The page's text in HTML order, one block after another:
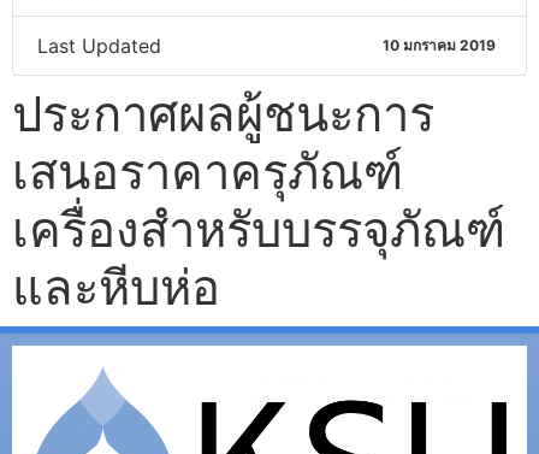
Last Updated 10 มกราคม 2019
ประกาศผลผู้ชนะการ
เสนอราคาครุภัณฑ์
เครื่องสำหรับบรรจุภัณฑ์
และหีบห่อ